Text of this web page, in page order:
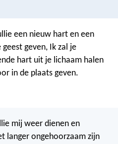
een nieuw hart en een
geest geven, Ik zal je
hart uit je lichaam halen
in de plaats geven.
mij weer dienen en
langer ongehoorzaam zijn